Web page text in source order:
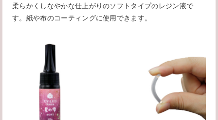
柔らかくしなやかな仕上がりのソフトタイプのレジン液で
す。紙や布のコーティングに使用できます。